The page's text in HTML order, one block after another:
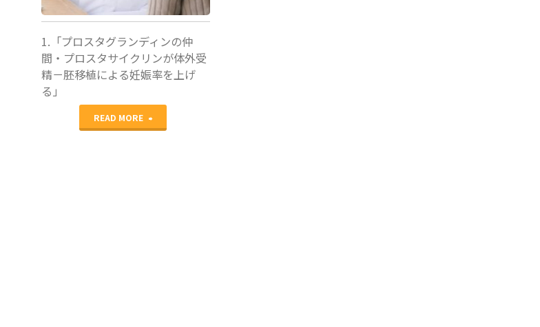
1.「プロスタグランディンの仲
間・プロスタサイクリンが体外受
精－胚移植による妊娠率を上げ
る」
READ MORE
"ASRM2013